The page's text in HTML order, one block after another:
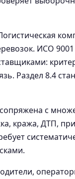
ИСО 9001
Раздел 8.4
с
кража, ДТП,